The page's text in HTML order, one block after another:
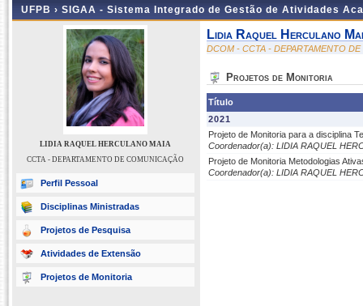
UFPB › SIGAA - Sistema Integrado de Gestão de Atividades
LIDIA RAQUEL HERCULANO MAIA
CCTA - DEPARTAMENTO DE COMUNICAÇÃO
Perfil Pessoal
Disciplinas Ministradas
Projetos de Pesquisa
Atividades de Extensão
Projetos de Monitoria
Lidia Raquel Herculano
DCOM - CCTA - DEPARTAMENTO
Projetos de Monitoria
Título
2021
Projeto de Monitoria para a disciplina
Coordenador(a): LIDIA RAQUEL
Projeto de Monitoria Metodologias
Coordenador(a): LIDIA RAQUEL